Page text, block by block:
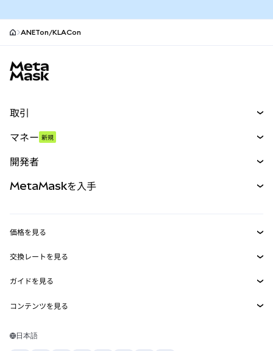
ANETon/KLACon
取引
パーペチュアル
RWA
マネー 新規
開発者
MetaMask Connect
Snaps
Web3サービス
MetaMaskを入手
セキュリティ
サポート
キャリア
価格を見る
イーサリアムの価格
Solanaの価格
Tetherの価格
交換レートを見る
ETH→USD
USDT→INR
BTC→INR
ガイドを見る
ETHの購入
コンテンツを見る
Solanaウォレット
日本語